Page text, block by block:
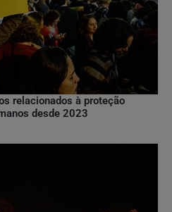
relacionados à proteção
desde 2023